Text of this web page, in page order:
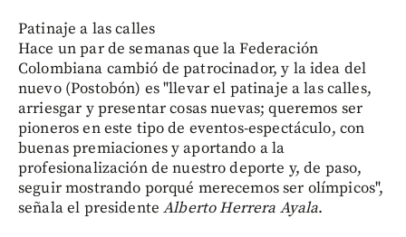
Patinaje a las calles
Hace un par de semanas que la Federación
Colombiana cambió de patrocinador, y la idea del
nuevo (Postobón) es "llevar el patinaje a las calles,
arriesgar y presentar cosas nuevas; queremos ser
pioneros en este tipo de eventos-espectáculo, con
buenas premiaciones y aportando a la
profesionalización de nuestro deporte y, de paso,
seguir mostrando porqué merecemos ser olímpicos",
señala el presidenteAlberto Herrera Ayala.